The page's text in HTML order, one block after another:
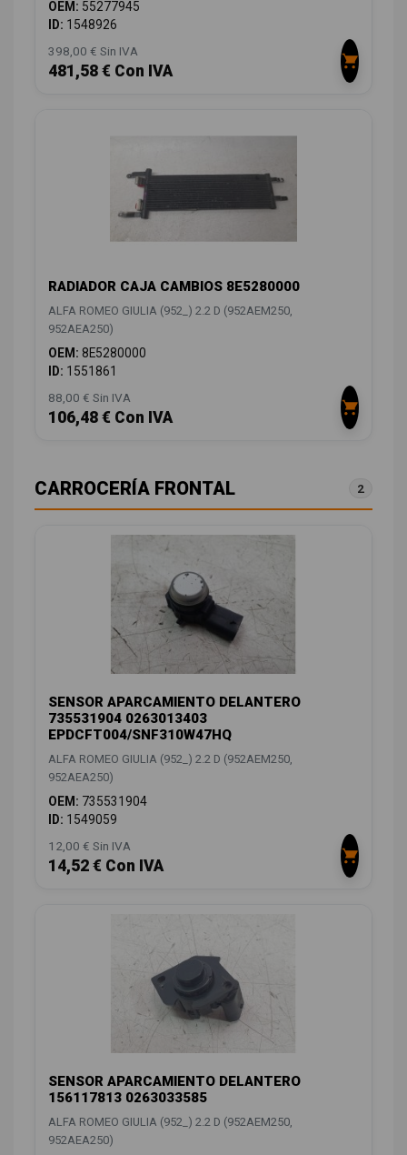
OEM: 55277945
ID: 1548926
398,00 € Sin IVA
481,58 € Con IVA
RADIADOR CAJA CAMBIOS 8E5280000
ALFA ROMEO GIULIA (952_) 2.2 D (952AEM250,
952AEA250)
OEM: 8E5280000
ID: 1551861
88,00 € Sin IVA
106,48 € Con IVA
CARROCERÍA FRONTAL 2
SENSOR APARCAMIENTO DELANTERO
735531904 0263013403
EPDCFT004/SNF310W47HQ
ALFA ROMEO GIULIA (952_) 2.2 D (952AEM250,
952AEA250)
OEM: 735531904
ID: 1549059
12,00 € Sin IVA
14,52 € Con IVA
SENSOR APARCAMIENTO DELANTERO
156117813 0263033585
ALFA ROMEO GIULIA (952_) 2.2 D (952AEM250,
952AEA250)